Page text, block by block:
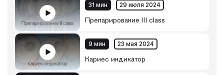
31 мин 29 июля 2024
Препарирование III class
9 мин 23 мая 2024
Кариес индикатор